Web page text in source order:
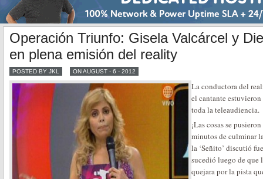
Operación Triunfo: Gisela Valcárcel y
en plena emisión del reality
POSTED BY JKL ON AUGUST - 6 - 2012
La conductora del
el cantante
toda la teleaudiencia.
¡Las cosas se
minutos de culminar
la ‘Señito’ discutió
sucedió luego de que
quejara por la pista